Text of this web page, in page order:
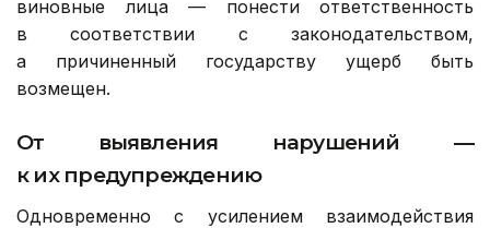
виновные лица — понести ответственность
в соответствии с законодательством,
а причиненный государству ущерб быть
возмещен.
От выявления нарушений —
к их предупреждению
Одновременно с усилением взаимодействия